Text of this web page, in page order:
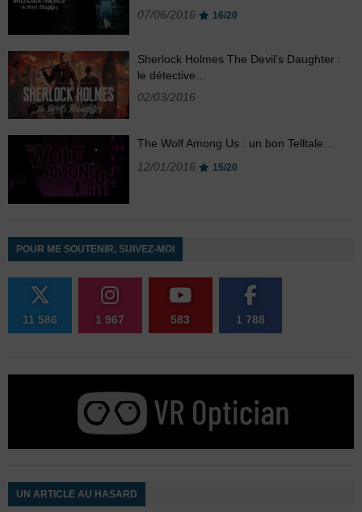
07/06/2016
16/20
Sherlock Holmes The Devil’s Daughter :
le détective…
02/03/2016
The Wolf Among Us : un bon Telltale…
12/01/2016
15/20
POUR ME SOUTENIR, SUIVEZ-MOI
11 586 1 967 583 1 788
UN ARTICLE AU HASARD